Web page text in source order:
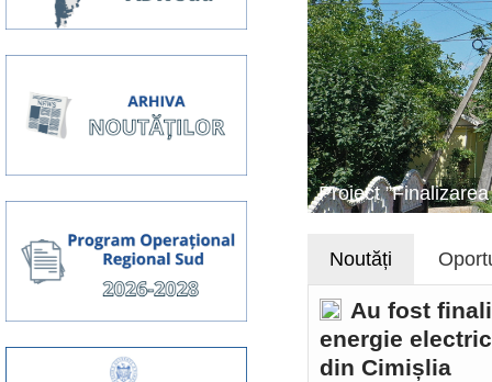
Proiect
Noutăți
Au fost
energie
din Cimișlia